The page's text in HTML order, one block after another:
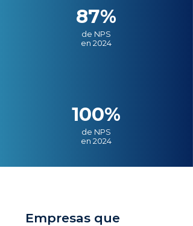
87%
de NPS
en 2024
100%
de NPS
en 2024
Empresas que